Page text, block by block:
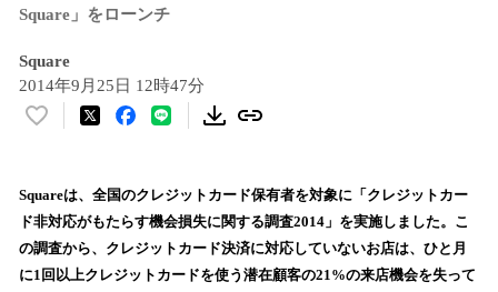
Square」をローンチ
Square
2014年9月25日 12時47分
い
！
数
を
読
Squareは、全国のクレジットカード保有者を対象に「クレジットカー
ド非対応がもたらす機会損失に関する調査2014」を実施しました。こ
の調査から、クレジットカード決済に対応していないお店は、ひと月
に1回以上クレジットカードを使う潜在顧客の21%の来店機会を失って